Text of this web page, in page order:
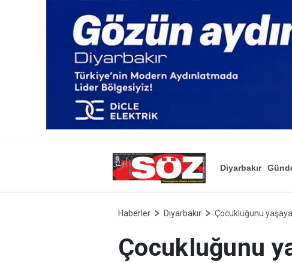
Diyarbakır
Haberler Diyarbakır Çocukluğunu
Çocukluğunu